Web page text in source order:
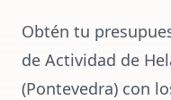
Obtén tu
de Actividad de
(Pontevedra) con